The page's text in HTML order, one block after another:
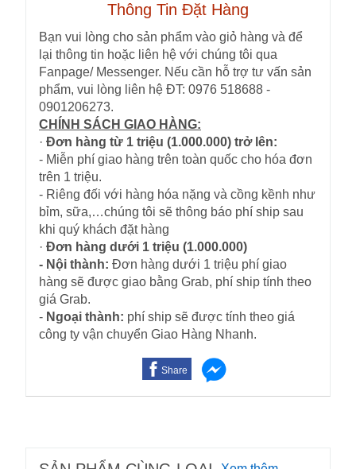
Thông Tin Đặt Hàng
Bạn vui lòng cho sản phẩm vào giỏ hàng và để
lại thông tin hoặc liên hệ với chúng tôi qua
Fanpage/ Messenger. Nếu cần hỗ trợ tư vấn sản
phẩm, vui lòng liên hệ ĐT: 0976 518688 -
0901206273.
CHÍNH SÁCH GIAO HÀNG:
· Đơn hàng từ 1 triệu (1.000.000) trở lên:
- Miễn phí giao hàng trên toàn quốc cho hóa đơn
trên 1 triệu.
- Riêng đối với hàng hóa nặng và cồng kềnh như
bỉm, sữa,…chúng tôi sẽ thông báo phí ship sau
khi quý khách đặt hàng
· Đơn hàng dưới 1 triệu (1.000.000)
- Nội thành: Đơn hàng dưới 1 triệu phí giao
hàng sẽ được giao bằng Grab, phí ship tính theo
giá Grab.
- Ngoại thành: phí ship sẽ được tính theo giá
công ty vận chuyển Giao Hàng Nhanh.
Share